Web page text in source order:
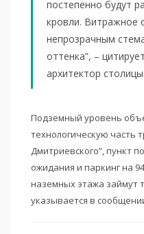
постепенно будут
кровли. Витражное
непрозрачным
оттенка”, –
архитектор
Подземный уровень
технологическую часть
Дмитриевского”, пункт
ожидания и паркинг на
наземных этажа займут
указывается в